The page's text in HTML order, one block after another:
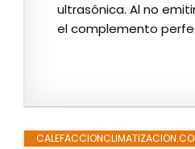
ultrasónica. Al no
el complemento